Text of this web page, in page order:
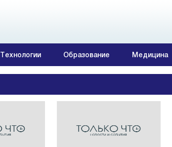
Технологии Образование Медицина